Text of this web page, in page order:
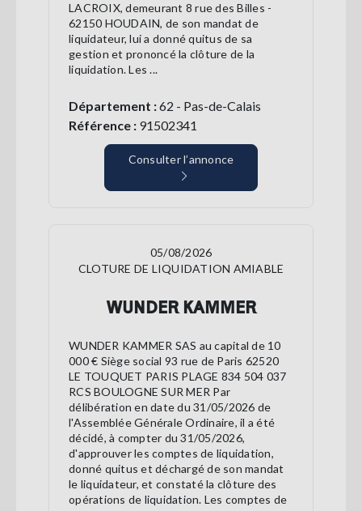
LACROIX, demeurant 8 rue des Billes -
62150 HOUDAIN, de son mandat de
liquidateur, lui a donné quitus de sa
gestion et prononcé la clôture de la
liquidation. Les ...
Département :62 - Pas-de-Calais
Référence : 91502341
Consulter l’annonce
05/08/2026
CLOTURE DE LIQUIDATION AMIABLE
WUNDER KAMMER
WUNDER KAMMER SAS au capital de 10
000 € Siège social 93 rue de Paris 62520
LE TOUQUET PARIS PLAGE 834 504 037
RCS BOULOGNE SUR MER Par
délibération en date du 31/05/2026 de
l'Assemblée Générale Ordinaire, il a été
décidé, à compter du 31/05/2026,
d'approuver les comptes de liquidation,
donné quitus et déchargé de son mandat
le liquidateur, et constaté la clôture des
opérations de liquidation. Les comptes de